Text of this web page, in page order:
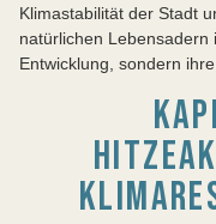
Klimastabilität der Stadt
natürlichen Lebensadern
Entwicklung, sondern